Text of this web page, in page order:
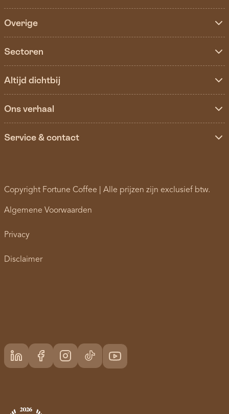
Overige
Sectoren
Altijd dichtbij
Ons verhaal
Service & contact
Copyright Fortune Coffee | Alle prijzen zijn exclusief btw.
Algemene Voorwaarden
Privacy
Disclaimer